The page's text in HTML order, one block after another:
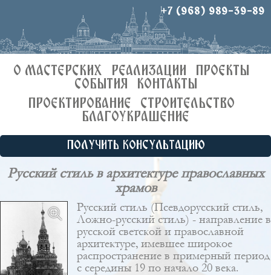
+7 (968) 989-39-89
О МАСТЕРСКИХ РЕАЛИЗАЦИИ
ПРОЕКТЫ
СОБЫТИЯ
КОНТАКТЫ
ПРОЕКТИРОВАНИЕ
СТРОИТЕЛЬСТВО
БЛАГОУКРАШЕНИЕ
ПОЛУЧИТЬ КОНСУЛЬТАЦИЮ
Русский стиль в архитектуре православных
храмов
Русский стиль (Псевдорусский стиль,
Ложно-русский стиль) - направление в
русской светской и православной
архитектуре, имевшее широкое
распространение в примерный период
с середины 19 по начало 20 века.